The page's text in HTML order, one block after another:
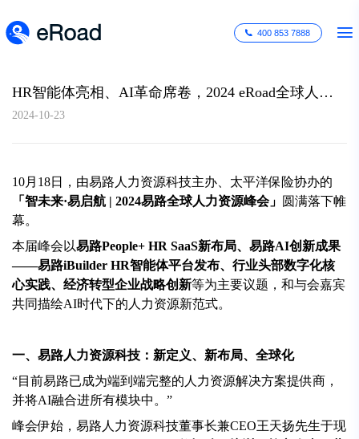
400 853 7888
HR智能体亮相、AI革命席卷，2024 eRoad全球人力资源峰会，不一般！
2024-10-23
10月18日，由易路人力资源科技主办、太平洋保险协办的
「智未来·易启航 | 2024易路全球人力资源峰会」 圆满落下帷
幕。
本届峰会以易路People+ HR SaaS新布局、易路AI创新成果
——易路iBuilder HR智能体平台发布、行业头部数字化核
心实践、经济转型企业战略创新等为主要议题，和与会嘉宾
共同描绘AI时代下的人力资源新范式。
一、易路人力资源科技：新定义、新布局、全球化
“目前易路已成为端到端完整的人力资源解决方案提供商，
并将AI融合进所有模块中。”
峰会伊始，易路人力资源科技董事长兼CEO王天扬先生于现